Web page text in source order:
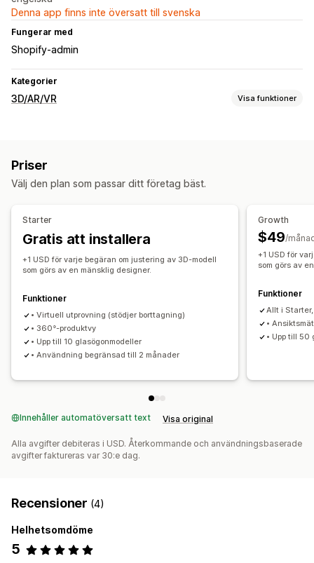
Denna app finns inte översatt till svenska
Fungerar med
Shopify-admin
Kategorier
3D/AR/VR Visa funktioner
Inbäddad visning
Priser
Välj den plan som passar ditt företag bäst.
Starter
Gratis att installera
+1 USD för varje begäran om justering av 3D-modell
som görs av en mänsklig designer.
Funktioner
• Virtuell utprovning (stödjer borttagning)
• 360°-produktvy
• Upp till 10 glasögonmodeller
• Användning begränsad till 2 månader
Growth
$49/
+1 USD för
som görs av
Funktioner
Allt i
•
• Upp till 50
Innehåller automatöversatt text Visa original
Alla avgifter debiteras i USD. Återkommande och användningsbaserade
avgifter faktureras var 30:e dag.
Recensioner (4)
Helhetsomdöme
5